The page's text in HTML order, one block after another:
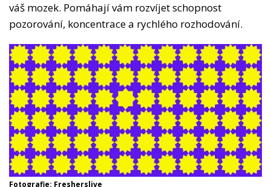
váš mozek. Pomáhají vám rozvíjet schopnost
pozorování, koncentrace a rychlého rozhodování.
Fotografie: Fresherslive